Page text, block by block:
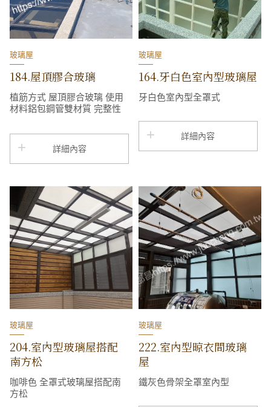
玻璃屋
184.屋頂膠合玻璃
植筋方式 屋頂膠合玻璃 使用
材料鋁包鋼管雙材質 完整性
詳細內容
玻璃屋
164.牙白色室內型玻璃屋
牙白色室內型全罩式
詳細內容
玻璃屋
204.室內型玻璃屋搭配
南方松
咖啡色 全罩式玻璃屋搭配南
方松
玻璃屋
222.室內型晾衣間玻璃
屋
鐵灰色骨架全罩室內型